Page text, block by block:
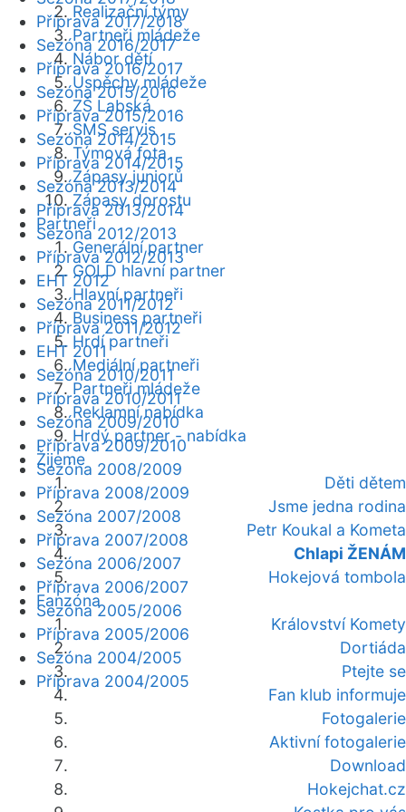
Realizační týmy
Partneři mládeže
Nábor dětí
Úspěchy mládeže
ZŠ Labská
SMS servis
Týmová fota
Zápasy juniorů
Zápasy dorostu
Partneři
Generální partner
GOLD hlavní partner
Hlavní partneři
Business partneři
Hrdí partneři
Mediální partneři
Partneři mládeže
Reklamní nabídka
Hrdý partner - nabídka
Žijeme
Děti dětem
Jsme jedna rodina
Petr Koukal a Kometa
Chlapi ŽENÁM
Hokejová tombola
Fanzóna
Království Komety
Dortiáda
Ptejte se
Fan klub informuje
Fotogalerie
Aktivní fotogalerie
Download
Hokejchat.cz
Příprava 2017/2018
Sezóna 2016/2017
Příprava 2016/2017
Sezóna 2015/2016
Příprava 2015/2016
Sezóna 2014/2015
Příprava 2014/2015
Sezóna 2013/2014
Příprava 2013/2014
Sezóna 2012/2013
Příprava 2012/2013
EHT 2012
Sezóna 2011/2012
Příprava 2011/2012
EHT 2011
Sezóna 2010/2011
Příprava 2010/2011
Sezóna 2009/2010
Příprava 2009/2010
Sezóna 2008/2009
Příprava 2008/2009
Sezóna 2007/2008
Příprava 2007/2008
Sezóna 2006/2007
Příprava 2006/2007
Sezóna 2005/2006
Příprava 2005/2006
Sezóna 2004/2005
Příprava 2004/2005